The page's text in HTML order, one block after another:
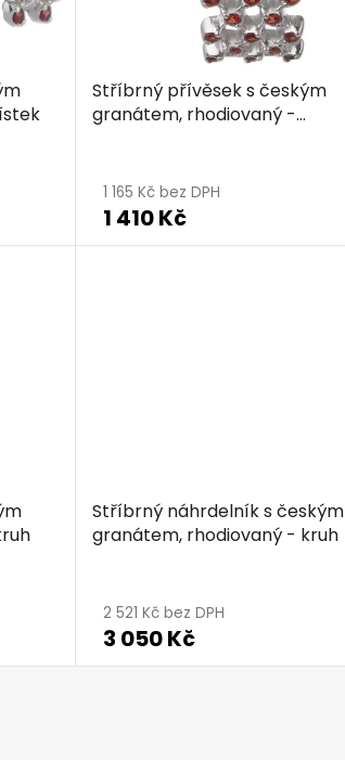
Stříbrný přívěsek s českým
granátem, rhodiovaný -
1 165 Kč bez DPH
1 410 Kč
Stříbrný náhrdelník s českým
granátem, rhodiovaný - kruh
2 521 Kč bez DPH
3 050 Kč